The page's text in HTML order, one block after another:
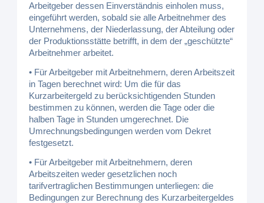
Arbeitgeber dessen Einverständnis einholen muss,
eingeführt werden, sobald sie alle Arbeitnehmer des
Unternehmens, der Niederlassung, der Abteilung oder
der Produktionsstätte betrifft, in dem der „geschützte“
Arbeitnehmer arbeitet.
• Für Arbeitgeber mit Arbeitnehmern, deren Arbeitszeit
in Tagen berechnet wird: Um die für das
Kurzarbeitergeld zu berücksichtigenden Stunden
bestimmen zu können, werden die Tage oder die
halben Tage in Stunden umgerechnet. Die
Umrechnungsbedingungen werden vom Dekret
festgesetzt.
• Für Arbeitgeber mit Arbeitnehmern, deren
Arbeitszeiten weder gesetzlichen noch
tarifvertraglichen Bestimmungen unterliegen: die
Bedingungen zur Berechnung des Kurzarbeitergeldes